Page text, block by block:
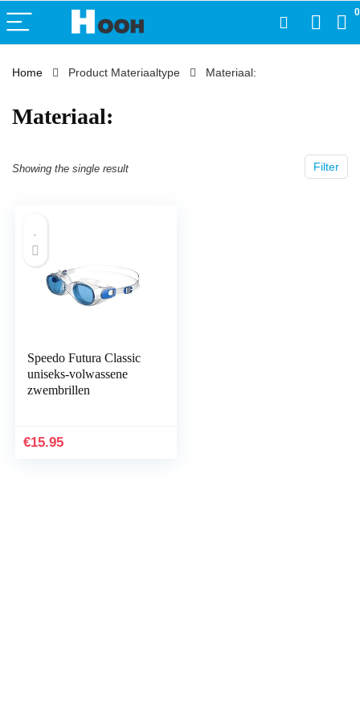
0
Home Product Materiaaltype ‎Materiaal:
‎Materiaal:
Filter
Showing the single result
Speedo Futura Classic
uniseks-volwassene
zwembrillen
€15.95